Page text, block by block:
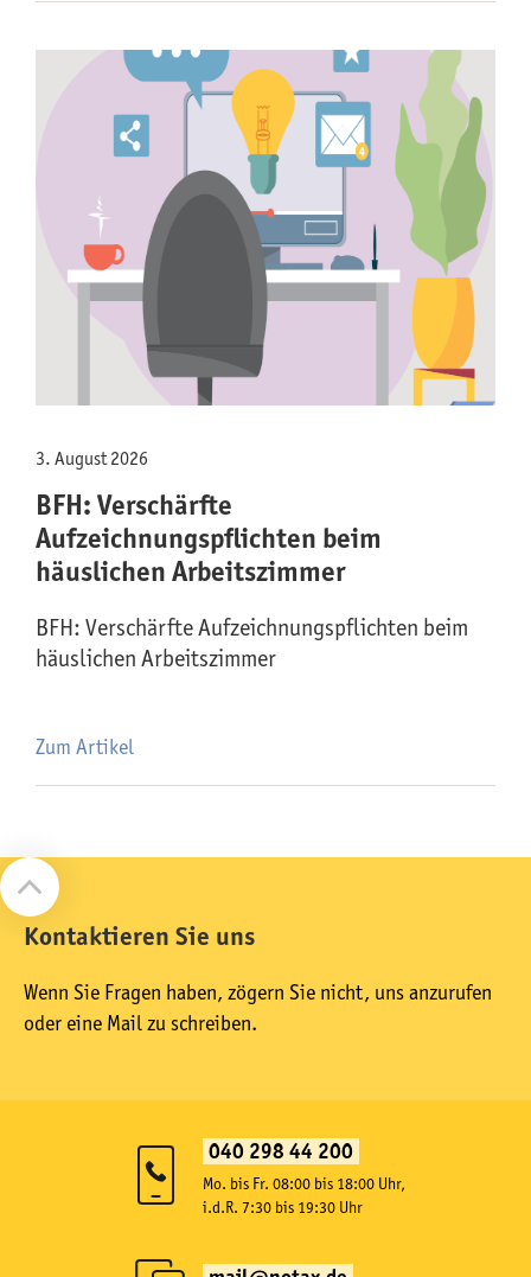
3. August 2026
BFH: Verschärfte
Aufzeichnungspflichten beim
häuslichen Arbeitszimmer
BFH: Verschärfte Aufzeichnungspflichten beim
häuslichen Arbeitszimmer
Zum Artikel
Kontaktieren Sie uns
Wenn Sie Fragen haben, zögern Sie nicht, uns anzurufen
oder eine Mail zu schreiben.
040 298 44 200
Mo. bis Fr. 08:00 bis 18:00 Uhr,
i.d.R. 7:30 bis 19:30 Uhr